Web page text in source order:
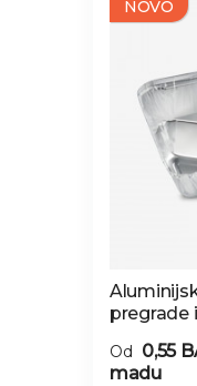
NOVO
pregrade
Od 0,55
madu